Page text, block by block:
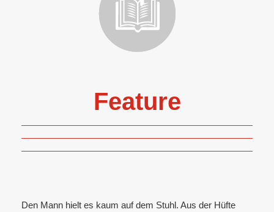
Feature
Den Mann hielt es kaum auf dem Stuhl. Aus der Hüfte